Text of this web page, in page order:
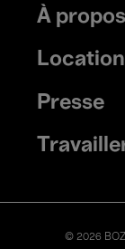
Footer
menu
À
Presse
© 2026